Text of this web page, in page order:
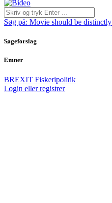
Søg på: Movie should be distinctly
Søgeforslag
Emner
BREXIT Fiskeripolitik
Login eller registrer